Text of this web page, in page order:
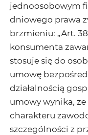
jednoosobowym
dniowego prawa
brzmieniu: „Art.
konsumenta
stosuje się do
umowę
działalnością
umowy wynika,
charakteru
szczególności z